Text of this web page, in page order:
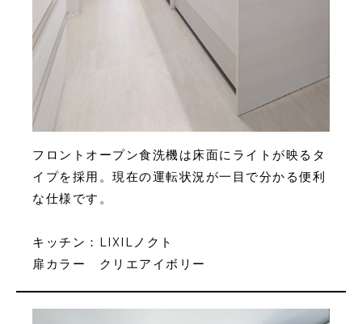
フロントオープン食洗機は床面にライトが映るタ
イプを採用。現在の運転状況が一目で分かる便利
な仕様です。
キッチン：LIXILノクト
扉カラー クリエアイボリー